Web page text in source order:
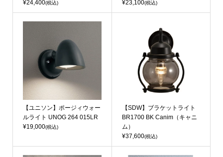
¥24,400(税込)
¥23,100(税込)
【ユニソン】ポージィウォー
ルライト UNOG 264 015LR
¥19,000(税込)
【SDW】ブラケットライト
BR1700 BK Canim（キャニ
ム）
¥37,600(税込)